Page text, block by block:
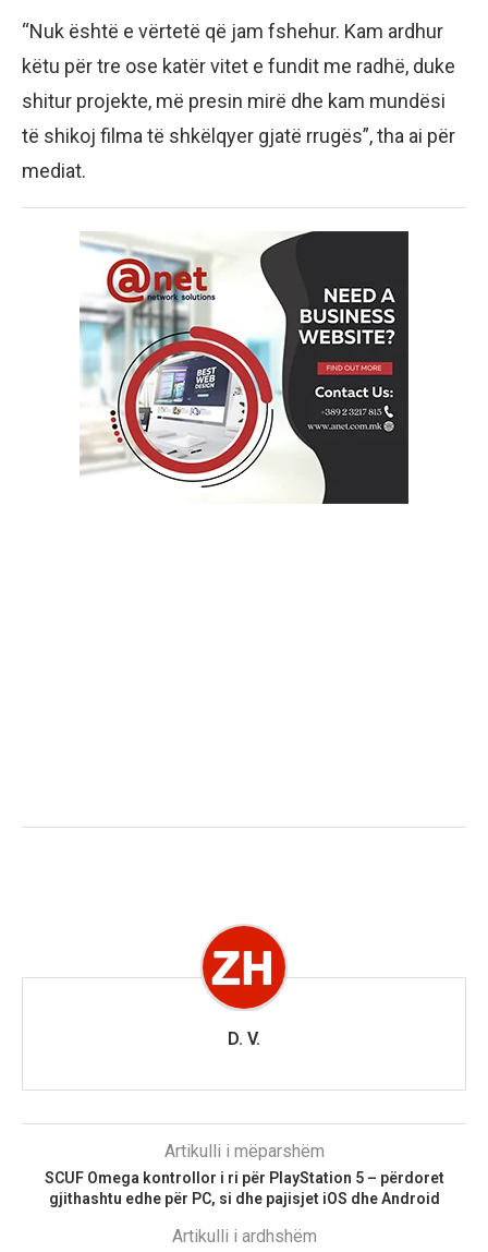
“Nuk është e vërtetë që jam fshehur. Kam ardhur
këtu për tre ose katër vitet e fundit me radhë, duke
shitur projekte, më presin mirë dhe kam mundësi
të shikoj filma të shkëlqyer gjatë rrugës”, tha ai për
mediat.
D. V.
Artikulli i mëparshëm
SCUF Omega kontrollor i ri për PlayStation 5 – përdoret
gjithashtu edhe për PC, si dhe pajisjet iOS dhe Android
Artikulli i ardhshëm